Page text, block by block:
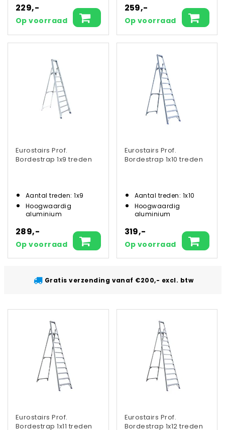
229,-
Op voorraad
259,-
Op voorraad
Eurostairs Prof.
Bordestrap 1x9 treden
Aantal treden: 1x9
Hoogwaardig
aluminium
289,-
Op voorraad
Eurostairs Prof.
Bordestrap 1x10 treden
Aantal treden: 1x10
Hoogwaardig
aluminium
319,-
Op voorraad
Gratis verzending vanaf €200,- excl. btw
Eurostairs Prof.
Bordestrap 1x11 treden
Eurostairs Prof.
Bordestrap 1x12 treden